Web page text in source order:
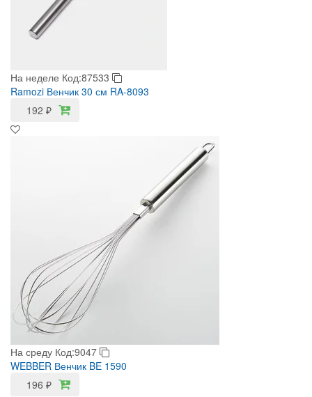
На неделе Код:87533
Ramozi Венчик 30 см RA-8093
192 ₽
На среду Код:9047
WEBBER Венчик BE 1590
196 ₽